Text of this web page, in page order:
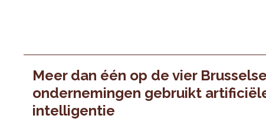
Meer dan één op de vier Brusselse
ondernemingen gebruikt
intelligentie